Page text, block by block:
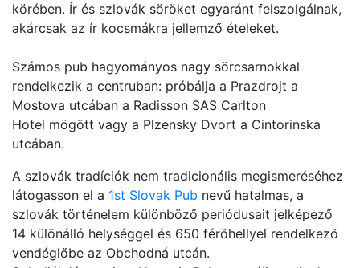
körében. Ír és szlovák söröket egyaránt felszolgálnak,
akárcsak az ír kocsmákra jellemző ételeket.
Számos pub hagyományos nagy sörcsarnokkal
rendelkezik a centruban: próbálja a Prazdrojt a
Mostova utcában a Radisson SAS Carlton
Hotel mögött vagy a Plzensky Dvort a Cintorinska
utcában.
A szlovák tradíciók nem tradicionális megismeréséhez
látogasson el a 1st Slovak Pub nevű hatalmas, a
szlovák történelem különböző periódusait jelképező
14 különálló helységgel és 650 férőhellyel rendelkező
vendéglőbe az Obchodná utcán.